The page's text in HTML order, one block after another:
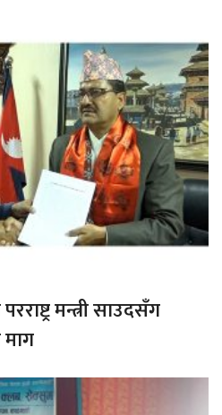
मन्त्री साउदसँग